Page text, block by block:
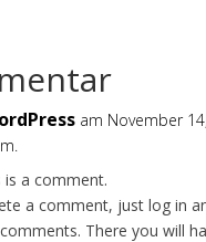
am November
is a comment.
a comment, just log in
There you will